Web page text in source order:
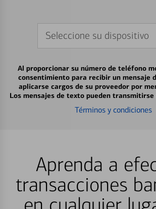
Seleccione su dispositivo
Al proporcionar su número de teléfono
consentimiento para recibir un mensaje
aplicarse cargos de su proveedor por
Los mensajes de texto pueden
Términos y condiciones
Aprenda a
transacciones